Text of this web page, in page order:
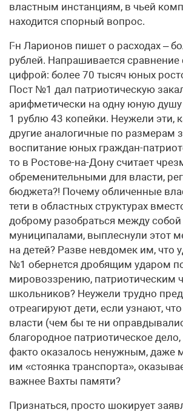
властным инстанциям, в чьей
находится спорный вопрос.
Г-н Ларионов пишет о расходах –
рублей. Напрашивается сравнение
цифрой: более 70 тысяч юных
Пост №1 дал патриотическую
арифметически на одну юную душу
1 рублю 43 копейки. Неужели эти,
другие аналогичные по размерам
воспитание юных граждан-
то в Ростове-на-Дону считает
обременительными для власти,
бюджета?! Почему обличенные
тети в областных структурах
доброму разобраться между
муниципалами, выплеснули этот
на детей? Разве невдомек им, что
№1 обернется дробящим ударом
мировоззрению, патриотическим
школьников? Неужели трудно
отреагируют дети, если узнают,
власти (чем бы те ни
благородное патриотическое
факто оказалось ненужным,
им «стоянка транспорта»,
важнее Вахты памяти?
Признаться, просто шокирует